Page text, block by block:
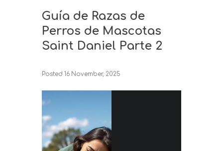
Guía de Razas de
Perros de Mascotas
Saint Daniel Parte 2
Posted 16 November, 2025